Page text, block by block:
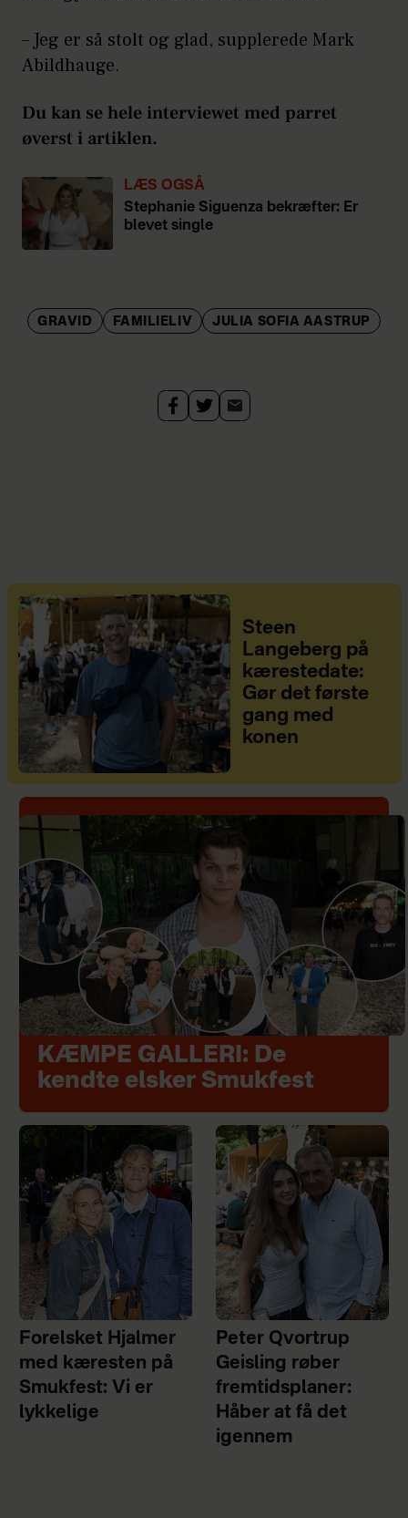
– Jeg er så stolt og glad, supplerede Mark
Abildhauge.
Du kan se hele interviewet med parret
øverst i artiklen.
LÆS OGSÅ
Stephanie Siguenza bekræfter: Er
blevet single
GRAVID FAMILIELIV JULIA SOFIA AASTRUP
Steen
Langeberg på
kærestedate:
Gør det første
gang med
konen
KÆMPE GALLERI: De
kendte elsker Smukfest
Forelsket Hjalmer
med kæresten på
Smukfest: Vi er
lykkelige
Peter Qvortrup
Geisling røber
fremtidsplaner:
Håber at få det
igennem